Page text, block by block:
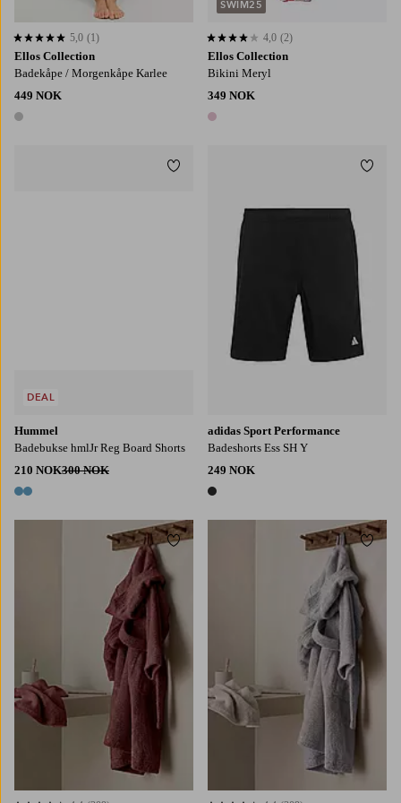
Ellos Collection
Badekåpe / Morgenkåpe Karlee
449 NOK
1 farge
5,0 basert på 1 karaktergivninger
5,0 (1)
Ellos Collection
Bikini Meryl
349 NOK
1 farge
4,0 basert på 2 karaktergivninger
4,0 (2)
SWIM25
Hummel
Badebukse hmlJr Reg Board Shorts
210 NOK300 NOK
2 farger
DEAL
Legg til favoritter
adidas Sport Performance
Badeshorts Ess SH Y
249 NOK
1 farge
Legg til favoritter
134/140 134/140